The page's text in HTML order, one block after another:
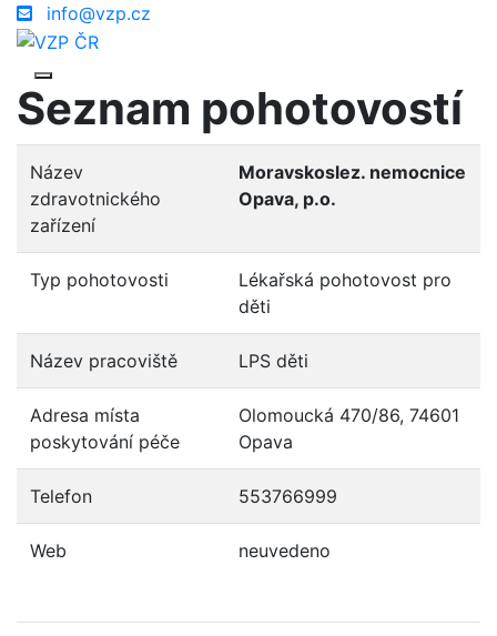
info@vzp.cz
Seznam pohotovostí
Název
zdravotnického
zařízení
Moravskoslez. nemocnice
Opava, p.o.
Typ pohotovosti
Lékařská pohotovost pro
děti
Název pracoviště LPS děti
Adresa místa
poskytování péče
Olomoucká 470/86, 74601
Opava
Telefon 553766999
Web neuvedeno